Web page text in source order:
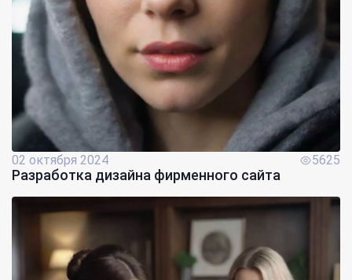
02 октября 2024 5625
Разработка дизайна фирменного сайта